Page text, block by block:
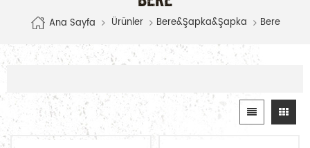
Ana Sayfa Ürünler Bere&Şapka&Şapka Bere